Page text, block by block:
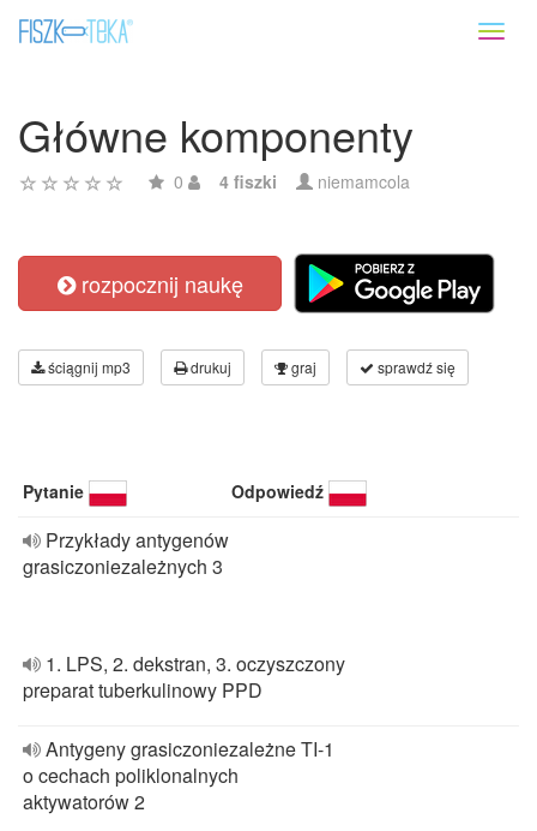
Główne komponenty
0 4 fiszki niemamcola
rozpocznij naukę
ściągnij mp3 drukuj graj sprawdź się
Pytanie Odpowiedź
Przykłady antygenów
grasiczoniezależnych 3
1. LPS, 2. dekstran, 3. oczyszczony
preparat tuberkulinowy PPD
Antygeny grasiczoniezależne TI-1
o cechach poliklonalnych
aktywatorów 2